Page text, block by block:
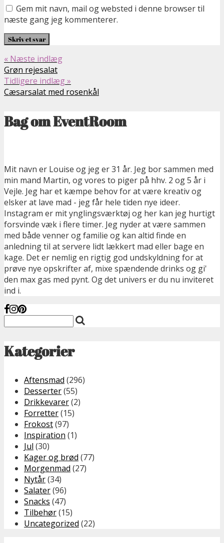
Gem mit navn, mail og websted i denne browser til
næste gang jeg kommenterer.
« Næste indlæg
Grøn rejesalat
Tidligere indlæg »
Cæsarsalat med rosenkål
Bag om EventRoom
Mit navn er Louise og jeg er 31 år. Jeg bor sammen med
min mand Martin, og vores to piger på hhv. 2 og 5 år i
Vejle. Jeg har et kæmpe behov for at være kreativ og
elsker at lave mad - jeg får hele tiden nye ideer.
Instagram er mit ynglingsværktøj og her kan jeg hurtigt
forsvinde væk i flere timer. Jeg nyder at være sammen
med både venner og familie og kan altid finde en
anledning til at servere lidt lækkert mad eller bage en
kage. Det er nemlig en rigtig god undskyldning for at
prøve nye opskrifter af, mixe spændende drinks og gi'
den max gas med pynt. Og det univers er du nu inviteret
ind i.
Kategorier
Aftensmad (296)
Desserter(55)
Drikkevarer(2)
Forretter(15)
Frokost(97)
Inspiration (1)
Jul (30)
Kager og brød (77)
Morgenmad (27)
Nytår(34)
Salater(96)
Snacks (47)
Tilbehør(15)
Uncategorized (22)